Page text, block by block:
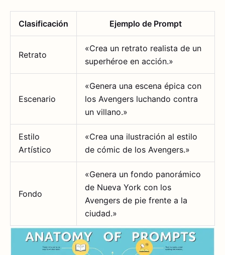
Clasificación Ejemplo de Prompt
Retrato
«Crea un retrato realista de un
superhéroe en acción.»
Escenario
«Genera una escena épica con
los Avengers luchando contra
un villano.»
Estilo
Artístico
«Crea una ilustración al estilo
de cómic de los Avengers.»
Fondo
«Genera un fondo panorámico
de Nueva York con los
Avengers de pie frente a la
ciudad.»